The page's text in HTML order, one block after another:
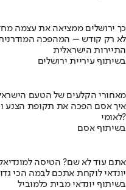
כך ירושלים ממציאה את עצמה
לא רק קודש – המהפכה
התיירות הישראלית
בשיתוף עיריית ירושלים
מאחורי הקלעים של הטעם
לאומי?
בשיתוף אסם
אתם עוד לא שם? הטיסה
יונדאי לוקחת אתכם לבמה הכי
בשיתוף יונדאי מבית כלמוביל